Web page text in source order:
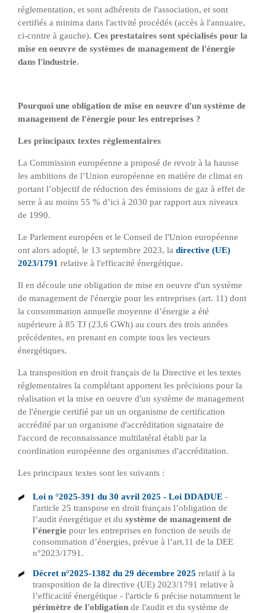
réglementation, et sont adhérents de l'association, et sont
certifiés a minima dans l'activité procédés (accès à l'annuaire,
ci-contre à gauche). Ces prestataires sont spécialisés pour la
mise en oeuvre de systèmes de management de l'énergie
dans l'industrie.
Pourquoi une obligation de mise en oeuvre d'un système de
management de l'énergie pour les entreprises ?
Les principaux textes réglementaires
La Commission européenne a proposé de revoir à la hausse
les ambitions de l’Union européenne en matière de climat en
portant l’objectif de réduction des émissions de gaz à effet de
serre à au moins 55 % d’ici à 2030 par rapport aux niveaux
de 1990.
Le Parlement européen et le Conseil de l'Union européenne
ont alors adopté, le 13 septembre 2023, la directive (UE)
2023/1791 relative à l'efficacité énergétique.
Il en découle une obligation de mise en oeuvre d'un système
de management de l'énergie pour les entreprises (art. 11) dont
la consommation annuelle moyenne d’énergie a été
supérieure à 85 TJ (23,6 GWh) au cours des trois années
précédentes, en prenant en compte tous les vecteurs
énergétiques.
La transposition en droit français de la Directive et les textes
réglementaires la complétant apportent les précisions pour la
réalisation et la mise en oeuvre d'un système de management
de l'énergie certifié par un un organisme de certification
accrédité par un organisme d'accréditation signataire de
l'accord de reconnaissance multilatéral établi par la
coordination européenne des organismes d'accréditation.
Les principaux textes sont les suivants :
Loi n °2025-391 du 30 avril 2025 - Loi DDADUE -
l'article 25 transpose en droit français l’obligation de
l’audit énergétique et du système de management de
l’énergiepour les entreprises en fonction de seuils de
consommation d’énergies, prévue à l’art.11 de la DEE
n°2023/1791.
Décret n°2025-1382 du 29 décembre 2025 relatif à la
transposition de la directive (UE) 2023/1791 relative à
l’efficacité énergétique - l'article 6 précise notamment le
périmètre de l'obligationde l'audit et du système de